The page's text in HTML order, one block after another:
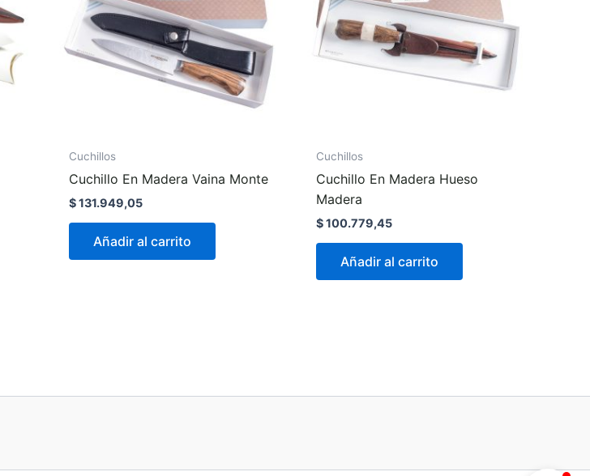
Cuchillos
Cuchillo En Madera Vaina Monte
$131.949,05
Añadir al carrito
Cuchillos
Cuchillo En Madera Hueso
Madera
$100.779,45
Añadir al carrito